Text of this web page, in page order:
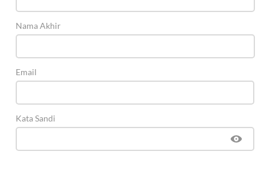
Nama Akhir
Email
Kata Sandi